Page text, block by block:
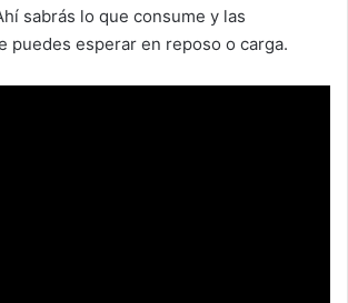
sabrás lo que consume y las
puedes esperar en reposo o carga.